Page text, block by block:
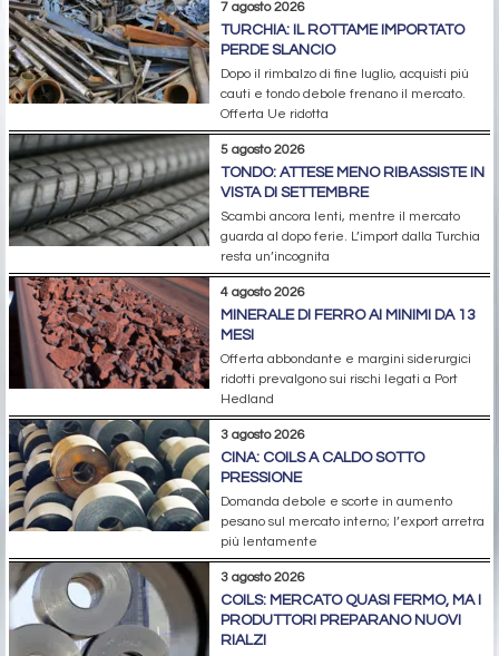
7 agosto 2026
TURCHIA: IL ROTTAME IMPORTATO
PERDE SLANCIO
Dopo il rimbalzo di fine luglio, acquisti più
cauti e tondo debole frenano il mercato.
Offerta Ue ridotta
5 agosto 2026
TONDO: ATTESE MENO RIBASSISTE IN
VISTA DI SETTEMBRE
Scambi ancora lenti, mentre il mercato
guarda al dopo ferie. L’import dalla Turchia
resta un’incognita
4 agosto 2026
MINERALE DI FERRO AI MINIMI DA 13
MESI
Offerta abbondante e margini siderurgici
ridotti prevalgono sui rischi legati a Port
Hedland
3 agosto 2026
CINA: COILS A CALDO SOTTO
PRESSIONE
Domanda debole e scorte in aumento
pesano sul mercato interno; l’export arretra
più lentamente
3 agosto 2026
COILS: MERCATO QUASI FERMO, MA I
PRODUTTORI PREPARANO NUOVI
RIALZI